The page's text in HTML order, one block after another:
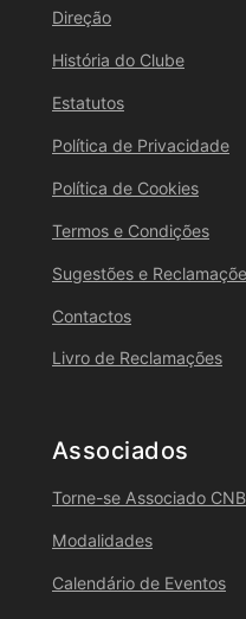
Direção
História do Clube
Estatutos
Política de Privacidade
Política de Cookies
Termos e Condições
Sugestões e
Contactos
Livro de Reclamações
Associados
Torne-se Associado CNB
Modalidades
Calendário de Eventos